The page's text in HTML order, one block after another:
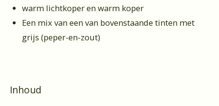
warm lichtkoper en warm koper
Een mix van een van bovenstaande tinten met
grijs (peper-en-zout)
Inhoud